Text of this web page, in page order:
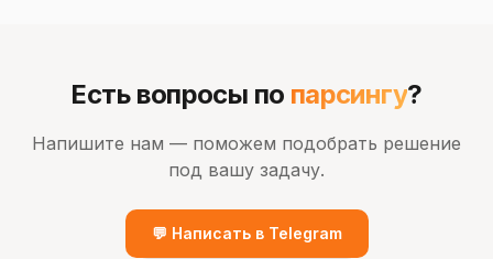
Есть вопросы по парсингу?
Напишите нам — поможем подобрать решение
под вашу задачу.
💬 Написать в Telegram